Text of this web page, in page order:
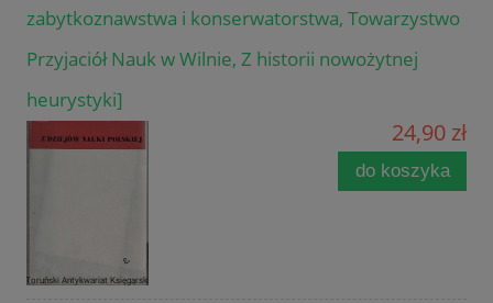
zabytkoznawstwa i konserwatorstwa, Towarzystwo
Przyjaciół Nauk w Wilnie, Z historii nowożytnej
heurystyki]
24,90 zł
do koszyka